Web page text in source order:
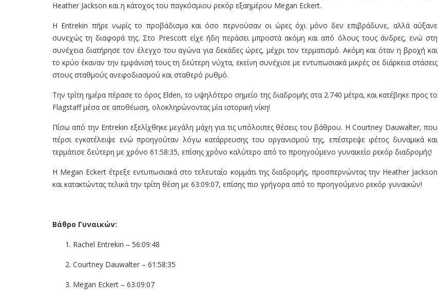
Heather Jackson και η κάτοχος του παγκόσμιου ρεκόρ εξαημέρου Megan Eckert.
Η Entrekin πήρε νωρίς το προβάδισμα και όσο περνούσαν οι ώρες όχι μόνο δεν επιβράδυνε, αλλά αύξανε
συνεχώς τη διαφορά της. Στο Prescott είχε ήδη περάσει μπροστά ακόμη και από όλους τους άνδρες, ενώ στη
συνέχεια διατήρησε τον έλεγχο του αγώνα για δεκάδες ώρες, μέχρι τον τερματισμό. Ακόμη και όταν η βροχή και
το κρύο έκαναν την εμφάνισή τους τη δεύτερη νύχτα, εκείνη συνέχισε με εντυπωσιακά μικρές σε διάρκεια στάσεις
στους σταθμούς ανεφοδιασμού και σταθερό ρυθμό.
Την τρίτη ημέρα πέρασε το όρος Elden, το υψηλότερο σημείο της διαδρομής στα 2.740 μέτρα, και κατέβηκε προς το
Flagstaff μέσα σε αποθέωση, ολοκληρώνοντας μία ιστορική νίκη!
Πίσω από την Entrekin εξελίχθηκε μεγάλη μάχη για τις υπόλοιπες θέσεις του βάθρου. Η Courtney Dauwalter, που
πέρσι εγκατέλειψε ενώ προηγούταν λόγω κατάρρευσης του οργανισμού της, επέστρεψε φέτος δυναμικά και
τερμάτισε δεύτερη με χρόνο 61:58:35, επίσης χρόνο καλύτερο από το προηγούμενο γυναικείο ρεκόρ διαδρομής!
Η Megan Eckert έτρεξε εντυπωσιακά στο τελευταίο κομμάτι της διαδρομής, προσπερνώντας την Heather Jackson
και κατακτώντας τελικά την τρίτη θέση με 63:09:07, επίσης πιο γρήγορα από το προηγούμενο ρεκόρ γυναικών!
Βάθρο Γυναικών:
Rachel Entrekin – 56:09:48
Courtney Dauwalter – 61:58:35
Megan Eckert – 63:09:07